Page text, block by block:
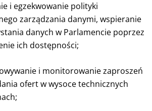
i egzekwowanie polityki
zarządzania danymi, wspieranie
danych w Parlamencie poprzez
ich dostępności;
i monitorowanie zaproszeń
ofert w wysoce technicznych